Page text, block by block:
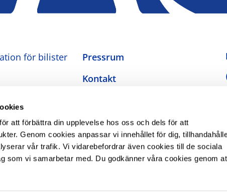
att förbättra din upplevelse hos oss och dels för att
Genom cookies anpassar vi innehållet för dig,
vår trafik. Vi vidarebefordrar även cookies till de sociala
som vi samarbetar med. Du godkänner våra cookies genom
för bilister
Pressrum
Kontakt
Integritetspolicy
Inställningar för cookies
Tillgänglighetsredogörelse